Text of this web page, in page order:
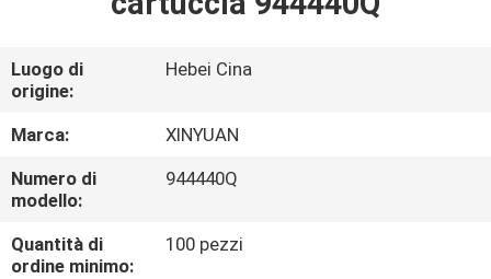
CIRCA
NOI
GIRO
DELLA
FABBRICA
Luogo di
origine:
Hebei Cina
Marca:
XINYUAN
Numero di
modello:
944440Q
Quantità di
ordine minimo:
100 pezzi